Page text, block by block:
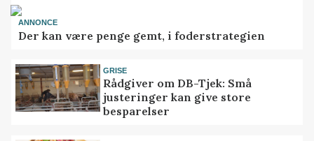
ANNONCE
Der kan være penge gemt, i foderstrategien
GRISE
Rådgiver om DB-Tjek: Små
justeringer kan give store
besparelser